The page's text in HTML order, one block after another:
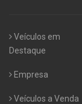
Veículos em
Destaque
Empresa
Veículos a Venda